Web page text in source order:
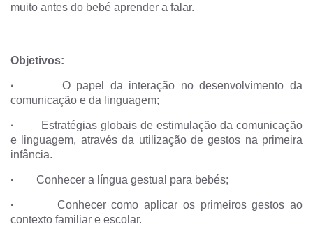
muito antes do bebé aprender a falar.
Objetivos:
·
O papel da interação no desenvolvimento da
comunicação e da linguagem;
·
Estratégias globais de estimulação da comunicação
e linguagem, através da utilização de gestos na primeira
infância.
· Conhecer a língua gestual para bebés;
·
Conhecer como aplicar os primeiros gestos ao
contexto familiar e escolar.